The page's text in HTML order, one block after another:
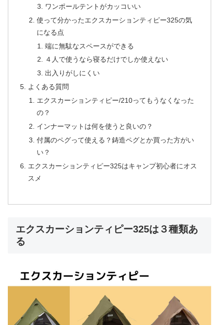
ワンポールテントがカッコいい
使って分かったエクスカーションティピー325の気
になる点
端に無駄なスペースができる
４人で使うなら寝るだけでしか使えない
出入りがしにくい
よくある質問
エクスカーションティピー/210ってもうなくなった
の？
インナーマットは何を使うと良いの？
付属のペグって使える？鋳造ペグとか買った方がい
い？
エクスカーションティピー325はキャンプ初心者にオス
スメ
エクスカーションティピー325は３種類あ
る